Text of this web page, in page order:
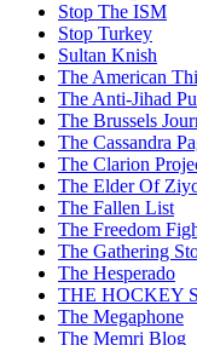
Stop The ISM
Stop Turkey
Sultan Knish
The American
The Anti-Jihad
The Brussels
The Cassandra
The Clarion
The Elder Of
The Fallen List
The Freedom
The Gathering
The Hesperado
THE HOCKEY
The Megaphone
The Memri Blog